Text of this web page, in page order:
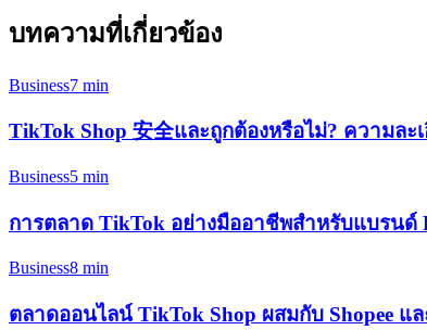
บทความที่เกี่ยวข้อง
Business7 min
TikTok Shop 安全และถูกต้องหรือไม่? ความละ
Business5 min
การตลาด TikTok อย่างมืออาชีพสำหรับแบรนด์
Business8 min
ตลาดออนไลน์ TikTok Shop ผสมกับ Shopee